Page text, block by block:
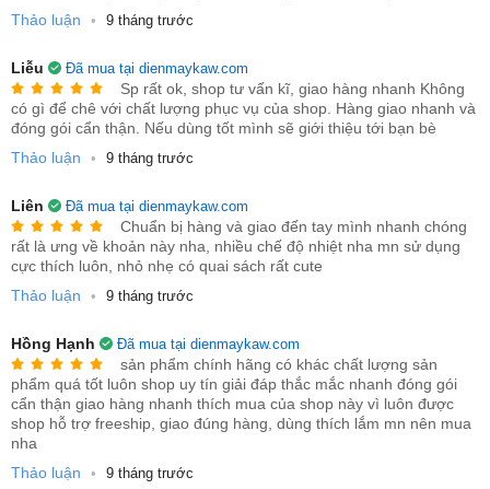
3. Tính năng và Ưu điểm nổi bật:
Thiết kế:Màu trắng, kiểu dáng nhỏ gọn, hiện đại, dễ
dàng đặt ở nhiều vị trí (trên bàn, sàn nhà).
chỉnh bằng núm vặn.
Thảo luận
• 9 tháng trước
Liễu Đã mua tại dienmaykaw.com
Sp rất ok, shop tư vấn kĩ, giao hàng nhanh Không
có gì để chê với chất lượng phục vụ của shop. Hàng giao nhanh và
đóng gói cẩn thận. Nếu dùng tốt mình sẽ giới thiệu tới bạn bè
Thảo luận
• 9 tháng trước
Liên Đã mua tại dienmaykaw.com
Chuẩn bị hàng và giao đến tay mình nhanh chóng
rất là ưng về khoản này nha, nhiều chế độ nhiệt nha mn sử dụng
cực thích luôn, nhỏ nhẹ có quai sách rất cute
Thảo luận
• 9 tháng trước
Hồng Hạnh Đã mua tại dienmaykaw.com
sản phẩm chính hãng có khác chất lượng sản
phẩm quá tốt luôn shop uy tín giải đáp thắc mắc nhanh đóng gói
cẩn thận giao hàng nhanh thích mua của shop này vì luôn được
shop hỗ trợ freeship, giao đúng hàng, dùng thích lắm mn nên mua
nha
Thảo luận
• 9 tháng trước